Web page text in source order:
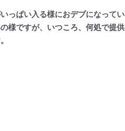
っぱい入る様におデブになってい
様ですが、いつころ、何処で提供
す。